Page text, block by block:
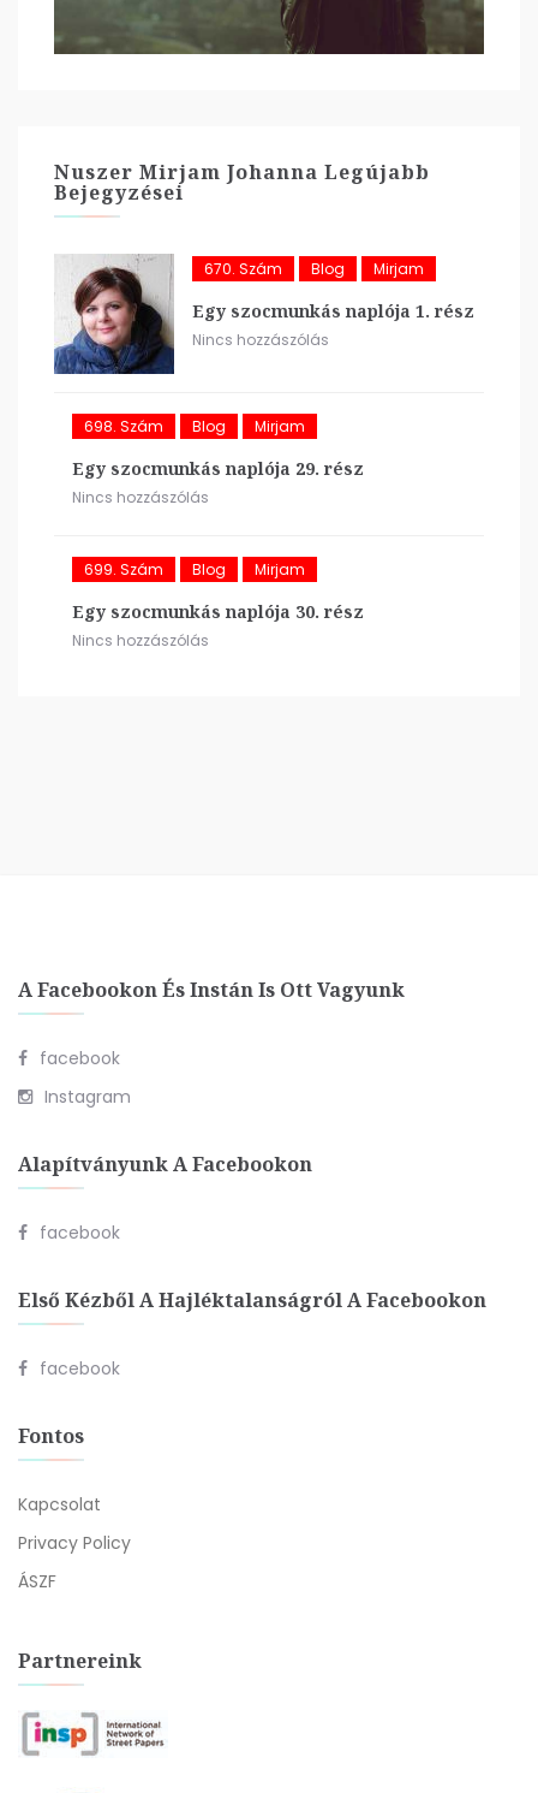
Nuszer Mirjam Johanna Legújabb
Bejegyzései
670. Szám Blog Mirjam
Egy szocmunkás naplója 1. rész
Nincs hozzászólás
698. Szám Blog Mirjam
Egy szocmunkás naplója 29. rész
Nincs hozzászólás
699. Szám Blog Mirjam
Egy szocmunkás naplója 30. rész
Nincs hozzászólás
A Facebookon És Instán Is Ott Vagyunk
facebook
Instagram
Alapítványunk A Facebookon
facebook
Első Kézből A Hajléktalanságról A Facebookon
facebook
Fontos
Kapcsolat
Privacy Policy
ÁSZF
Partnereink